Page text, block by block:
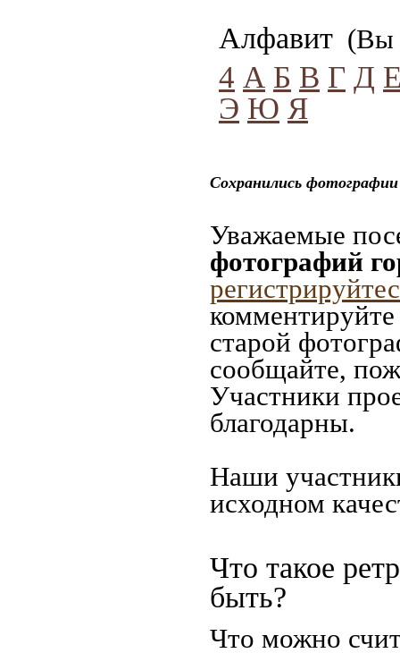
Алфавит (Вы
4 А Б В Г Д
Э Ю Я
Сохранились
Уважаемые
фотографий
старой
сообщайте,
Участники
благодарны.
Наши
исходном
Что такое
быть?
Что можно